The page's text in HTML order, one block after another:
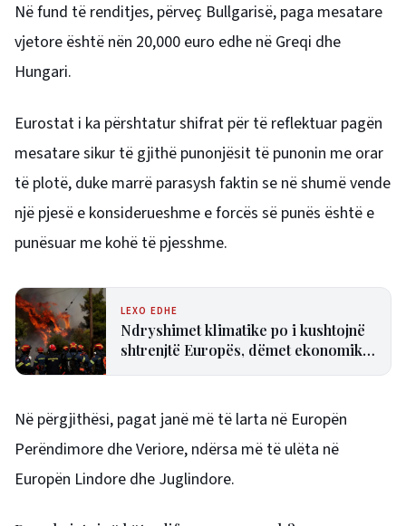
Në fund të renditjes, përveç Bullgarisë, paga mesatare
vjetore është nën 20,000 euro edhe në Greqi dhe
Hungari.
Eurostat i ka përshtatur shifrat për të reflektuar pagën
mesatare sikur të gjithë punonjësit të punonin me orar
të plotë, duke marrë parasysh faktin se në shumë vende
një pjesë e konsiderueshme e forcës së punës është e
punësuar me kohë të pjesshme.
LEXO EDHE
Ndryshimet klimatike po i kushtojnë
shtrenjtë Europës, dëmet ekonomike
Në përgjithësi, pagat janë më të larta në Europën
Perëndimore dhe Veriore, ndërsa më të ulëta në
Europën Lindore dhe Juglindore.